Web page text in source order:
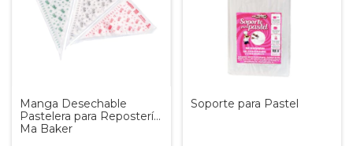
Manga Desechable
Pastelera para Repostería
Ma Baker
Soporte para Pastel